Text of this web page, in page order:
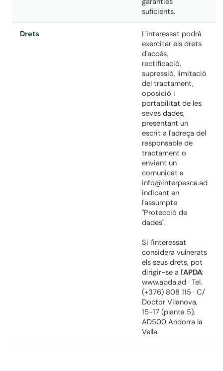
suficients.
Drets
L'interessat podrà
exercitar els drets
d'accés,
rectificació,
supressió, limitació
del tractament,
oposició i
portabilitat de les
seves dades,
presentant un
escrit a l'adreça del
responsable de
tractament o
enviant un
comunicat a
info@interpesca.ad
indicant en
l'assumpte
"Protecció de
dades".
Si l'interessat
considera vulnerats
els seus drets, pot
dirigir-se a l'APDA:
www.apda.ad · Tel.
(+376) 808 115 · C/
Doctor Vilanova,
15-17 (planta 5),
AD500 Andorra la
Vella.